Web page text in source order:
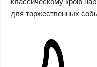
для торжественных